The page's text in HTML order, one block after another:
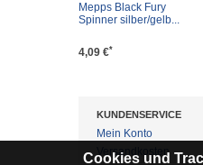
Mepps Black Fury
Spinner silber/gelb...
4,09 €*
KUNDENSERVICE
Mein Konto
Versandkosten
Cookies und